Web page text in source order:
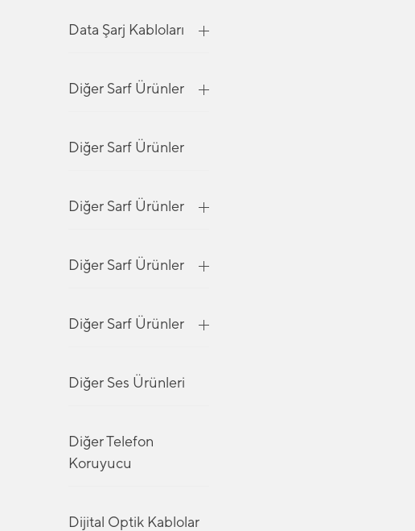
Data Şarj Kabloları
Diğer Sarf Ürünler
Diğer Sarf Ürünler
Diğer Sarf Ürünler
Diğer Sarf Ürünler
Diğer Sarf Ürünler
Diğer Ses Ürünleri
Diğer Telefon
Koruyucu
Dijital Optik Kablolar